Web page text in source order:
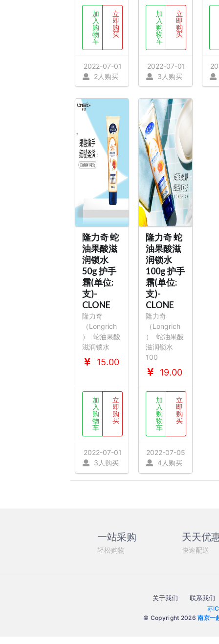
加
入
购
物
车
立
即
购
买
2022-07-01
2人购买
加
入
购
物
车
立
即
购
买
2022-07-01
3人购买
隆力奇 蛇
油果酸滋
润锁水
50g 护手
霜(单位:
支)-
CLONE
隆力奇
（Longrich
）
蛇油果酸
滋润锁水
15.00
加
入
购
物
车
立
即
购
买
2022-07-01
3人购买
隆力奇 蛇
油果酸滋
润锁水
100g 护手
霜(单位:
支)-
CLONE
隆力奇
（Longrich
）
蛇油果酸
滋润锁水
100
19.00
加
入
购
物
车
立
即
购
买
2022-07-05
4人购买
一站采购
轻松购物
天天优
快速配送
关于我们 联系我们
苏
© Copyright 2026南京一